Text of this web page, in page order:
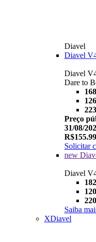
Diavel
Diavel
Diavel
Dare to
Preço
31/08/
Solicitar
new
Diavel
Saiba
XDiavel